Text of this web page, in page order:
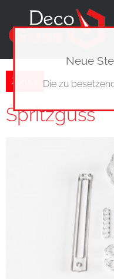
Neue
Die zu
Zurück
Spritzguss